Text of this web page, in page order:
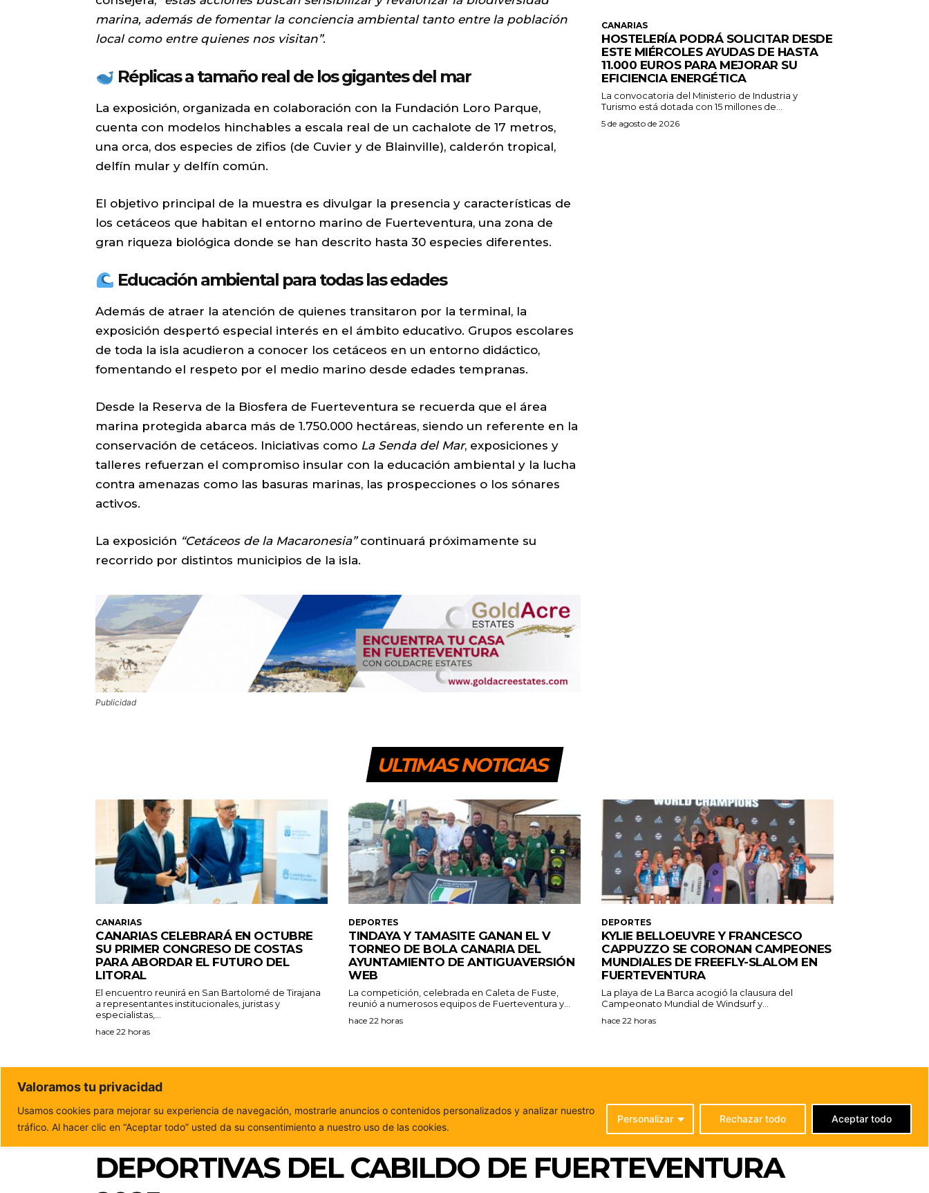
marina, además de fomentar la conciencia ambiental tanto entre la población
local como entre quienes nos visitan”.
Réplicas a tamaño real de los gigantes del mar
La exposición, organizada en colaboración con la Fundación Loro Parque,
cuenta con modelos hinchables a escala real de un cachalote de 17 metros,
una orca, dos especies de zifios (de Cuvier y de Blainville), calderón tropical,
delfín mular y delfín común.
El objetivo principal de la muestra es divulgar la presencia y características de
los cetáceos que habitan el entorno marino de Fuerteventura, una zona de
gran riqueza biológica donde se han descrito hasta 30 especies diferentes.
Educación ambiental para todas las edades
Además de atraer la atención de quienes transitaron por la terminal, la
exposición despertó especial interés en el ámbito educativo. Grupos escolares
de toda la isla acudieron a conocer los cetáceos en un entorno didáctico,
fomentando el respeto por el medio marino desde edades tempranas.
Desde la Reserva de la Biosfera de Fuerteventura se recuerda que el área
marina protegida abarca más de 1.750.000 hectáreas, siendo un referente en la
conservación de cetáceos. Iniciativas como La Senda del Mar, exposiciones y
talleres refuerzan el compromiso insular con la educación ambiental y la lucha
contra amenazas como las basuras marinas, las prospecciones o los sónares
activos.
La exposición “Cetáceos de la Macaronesia”continuará próximamente su
recorrido por distintos municipios de la isla.
Publicidad
CANARIAS
HOSTELERÍA PODRÁ SOLICITAR DESDE
ESTE MIÉRCOLES AYUDAS DE HASTA
11.000 EUROS PARA MEJORAR SU
EFICIENCIA ENERGÉTICA
La convocatoria del Ministerio de Industria y
Turismo está dotada con 15 millones de...
5 de agosto de 2026
ULTIMAS NOTICIAS
CANARIAS
CANARIAS CELEBRARÁ EN OCTUBRE
SU PRIMER CONGRESO DE COSTAS
PARA ABORDAR EL FUTURO DEL
LITORAL
El encuentro reunirá en San Bartolomé de Tirajana
a representantes institucionales, juristas y
especialistas,...
hace 22 horas
DEPORTES
TINDAYA Y TAMASITE GANAN EL V
TORNEO DE BOLA CANARIA DEL
AYUNTAMIENTO DE ANTIGUAVERSIÓN
WEB
La competición, celebrada en Caleta de Fuste,
reunió a numerosos equipos de Fuerteventura y...
hace 22 horas
DEPORTES
KYLIE BELLOEUVRE Y FRANCESCO
CAPPUZZO SE CORONAN CAMPEONES
MUNDIALES DE FREEFLY-SLALOM EN
FUERTEVENTURA
La playa de La Barca acogió la clausura del
Campeonato Mundial de Windsurf y...
hace 22 horas